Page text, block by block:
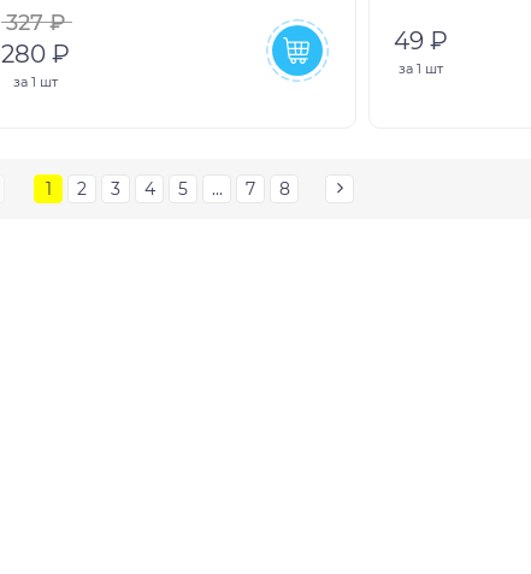
327 ₽
280 ₽
за1 шт
49 ₽
за1 шт
1 2 3 4 5 ... 7 8